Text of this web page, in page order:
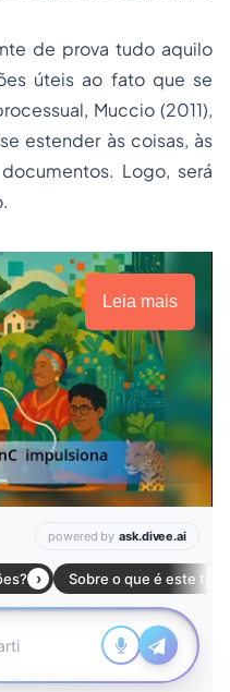
de prova tudo aquilo
úteis ao fato que se
Muccio (2011),
estender às coisas, às
Logo, será
Leia mais